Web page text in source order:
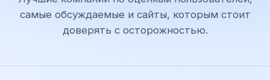
самые обсуждаемые и сайты, которым стоит
доверять с осторожностью.